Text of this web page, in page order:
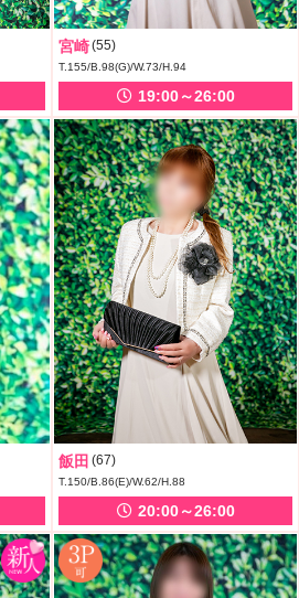
宮崎(55)
T.155/B.98(G)/W.73/H.94
19:00～26:00
飯田 (67)
T.150/B.86(E)/W.62/H.88
20:00～26:00